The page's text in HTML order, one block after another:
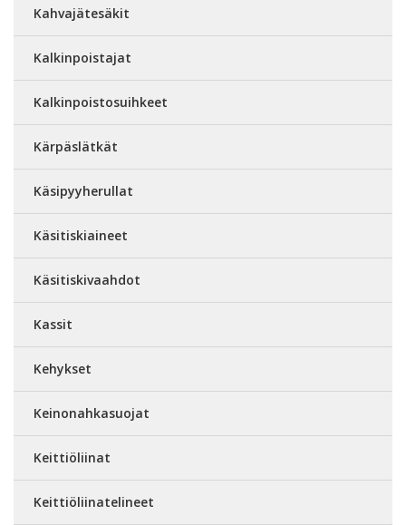
Kahvajätesäkit
Kalkinpoistajat
Kalkinpoistosuihkeet
Kärpäslätkät
Käsipyyherullat
Käsitiskiaineet
Käsitiskivaahdot
Kassit
Kehykset
Keinonahkasuojat
Keittiöliinat
Keittiöliinatelineet